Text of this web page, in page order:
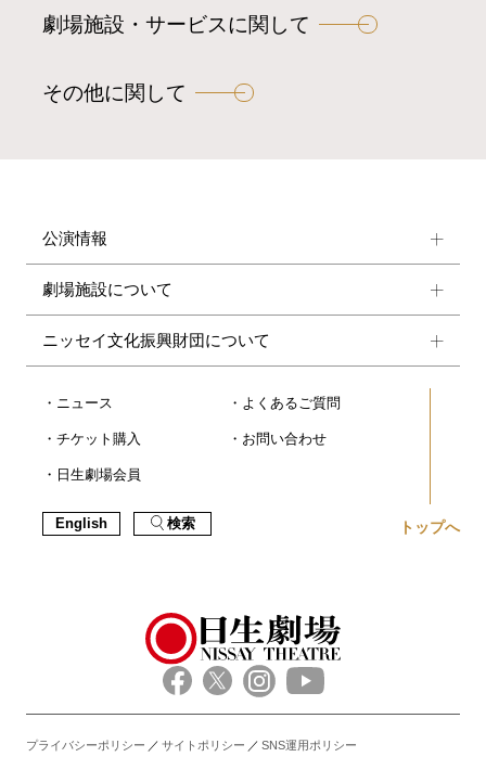
劇場施設・サービスに関して
その他に関して
公演情報
劇場施設について
ニッセイ文化振興財団について
ニュース
チケット購入
日生劇場会員
よくあるご質問
お問い合わせ
English 検索 トップへ
プライバシーポリシー サイトポリシー SNS運用ポリシー